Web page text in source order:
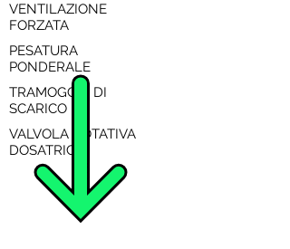
VENTILAZIONE
FORZATA
PESATURA
PONDERALE
TRAMOGGIA DI
SCARICO
VALVOLA ROTATIVA
DOSATRICE